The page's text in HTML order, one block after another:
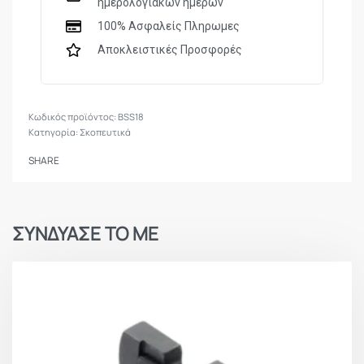
ημερολογιακών ημερών
100% Ασφαλείς Πληρωμες
Αποκλειστικές Προσφορές
BSS18
Κατηγορία:Σκοπευτικά
SHARE
ΣΥΝΔΥΑΣΕ ΤΟ ΜΕ